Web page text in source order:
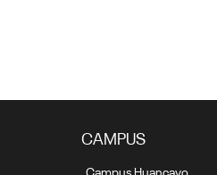
CAMPUS
Campus Huancayo